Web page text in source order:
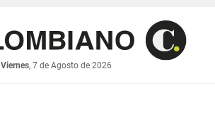
Viernes, 7 de Agosto de 2026